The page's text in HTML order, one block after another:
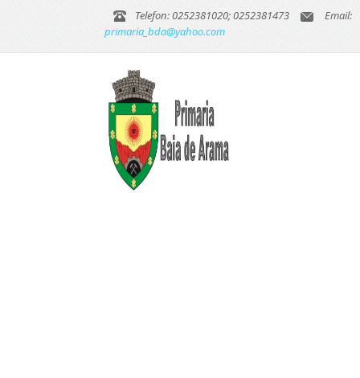
Telefon: 0252381020; 0252381473
Email:
primaria_bda@yahoo.com